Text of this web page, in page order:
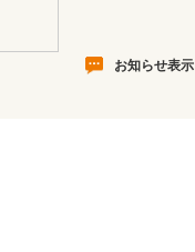
お知らせ表示